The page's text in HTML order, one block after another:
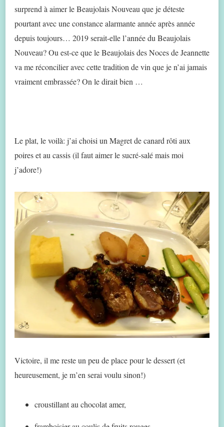
surprend à aimer le Beaujolais Nouveau que je déteste
pourtant avec une constance alarmante année après année
depuis toujours… 2019 serait-elle l’année du Beaujolais
Nouveau? Ou est-ce que le Beaujolais des Noces de Jeannette
va me réconcilier avec cette tradition de vin que je n’ai jamais
vraiment embrassée? On le dirait bien …
Le plat, le voilà: j’ai choisi un Magret de canard rôti aux
poires et au cassis (il faut aimer le sucré-salé mais moi
j’adore!)
Victoire, il me reste un peu de place pour le dessert (et
heureusement, je m’en serai voulu sinon!)
croustillant au chocolat amer,